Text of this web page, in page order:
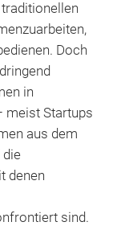
Doch
in
meist Startups
aus dem
die
denen
sind.